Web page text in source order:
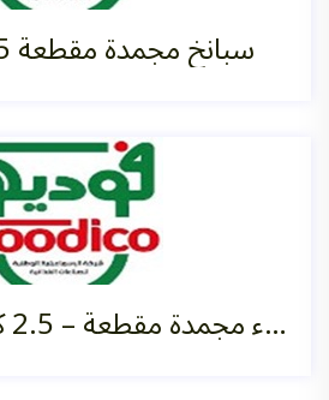
سبانخ مجمدة مقطعة 2.5 كيلو ×‏ 4
فاصوليا خضراء مجمدة مقطعة – 2.5 كيلو ×‏ 4 (مصر)